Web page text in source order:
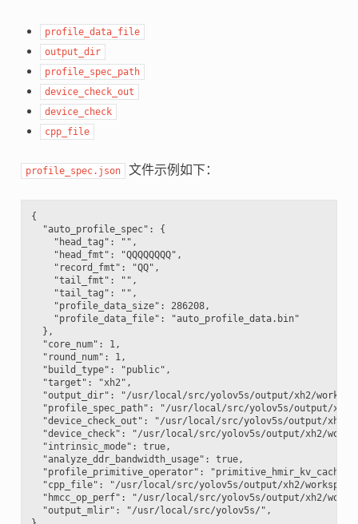
profile_data_file
output_dir
profile_spec_path
device_check_out
device_check
cpp_file
profile_spec.json 文件示例如下：
{
  "auto_profile_spec": {
    "head_tag": "",
    "head_fmt": "QQQQQQQQ",
    "record_fmt": "QQ",
    "tail_fmt": "",
    "tail_tag": "",
    "profile_data_size": 286208,
    "profile_data_file": "auto_profile_data.bin"
  },
  "core_num": 1,
  "round_num": 1,
  "build_type": "public",
  "target": "xh2",
"output_dir": "/usr/local/src/yolov5s/output/xh2/
"profile_spec_path": "/usr/local/src/yolov5s/output/
"device_check_out": "/usr/local/src/yolov5s/output/xh2/
"device_check": "/usr/local/src/yolov5s/output/xh2/
  "intrinsic_mode": true,
  "analyze_ddr_bandwidth_usage": true,
  "profile_primitive_operator": "primitive_hmir_kv_cache",
"cpp_file": "/usr/local/src/yolov5s/output/xh2/
"hmcc_op_perf": "/usr/local/src/yolov5s/output/xh2/
  "output_mlir": "/usr/local/src/yolov5s/",